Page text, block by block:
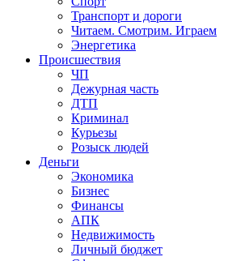
Транспорт и дороги
Читаем. Смотрим. Играем
Энергетика
Происшествия
ЧП
Дежурная часть
ДТП
Криминал
Курьезы
Розыск людей
Деньги
Экономика
Бизнес
Финансы
АПК
Недвижимость
Личный бюджет